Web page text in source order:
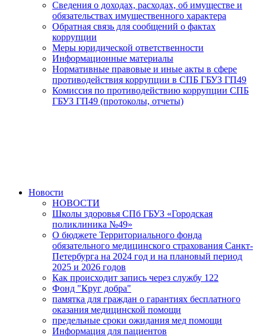
Сведения о доходах, расходах, об имуществе и
обязательствах имущественного характера
Обратная связь для сообщений о фактах
коррупции
Меры юридической ответственности
Информационные материалы
Нормативные правовые и иные акты в сфере
противодействия коррупции в СПБ ГБУЗ ГП49
Комиссия по противодействию коррупции СПБ
ГБУЗ ГП49 (протоколы, отчеты)
Новости
НОВОСТИ
Школы здоровья СПб ГБУЗ «Городская
поликлиника №49»
О бюджете Территориального фонда
обязательного медицинского страхования Санкт-
Петербурга на 2024 год и на плановый период
2025 и 2026 годов
Как происходит запись через службу 122
Фонд "Круг добра"
памятка для граждан о гарантиях бесплатного
оказания медицинской помощи
предельные сроки ожидания мед помощи
Информация для пациентов